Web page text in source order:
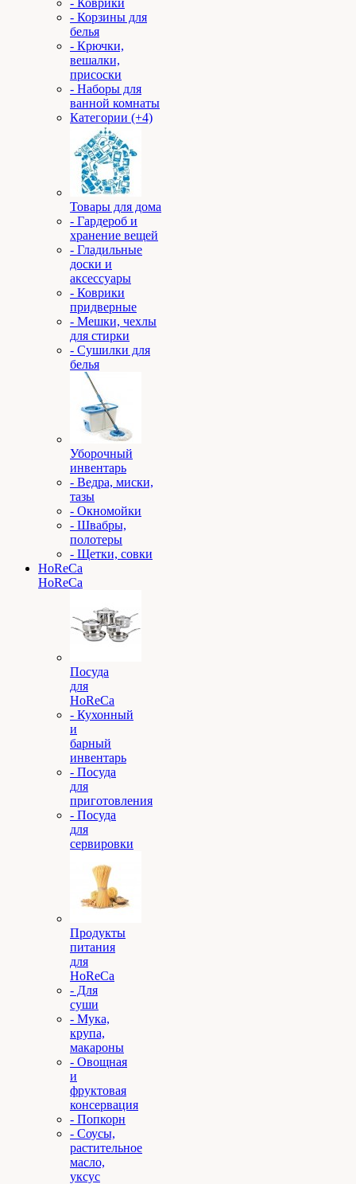
- Коврики
- Корзины для
белья
- Крючки,
вешалки,
присоски
- Наборы для
ванной комнаты
Категории (+4)
Товары для дома
- Гардероб и
хранение вещей
- Гладильные
доски и
аксессуары
- Коврики
придверные
- Мешки, чехлы
для стирки
- Сушилки для
белья
Уборочный
инвентарь
- Ведра, миски,
тазы
- Окномойки
- Швабры,
полотеры
- Щетки, совки
HoReCa
HoReCa
Посуда
для
HoReCa
- Кухонный
и
барный
инвентарь
- Посуда
для
приготовления
- Посуда
для
сервировки
Продукты
питания
для
HoReCa
- Для
суши
- Мука,
крупа,
макароны
- Овощная
и
фруктовая
консервация
- Попкорн
- Соусы,
растительное
масло,
уксус